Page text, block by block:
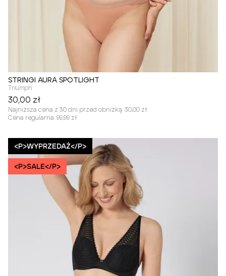
STRINGI AURA SPOTLIGHT
Triumph
30,00 zł
Najniższa cena z 30 dni przed obniżką: 30,00 zł
Cena regularna: 99,99 zł
<P>WYPRZEDAŻ</P>
<P>SALE</P>